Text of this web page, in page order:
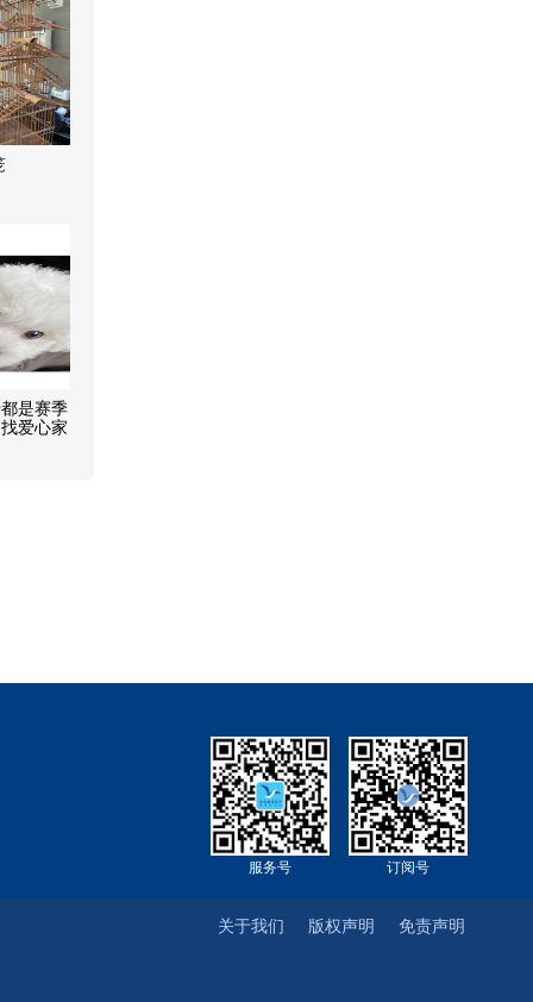
是赛季
爱心家
订阅号
服务号
免责声明
版权声明
关于我们